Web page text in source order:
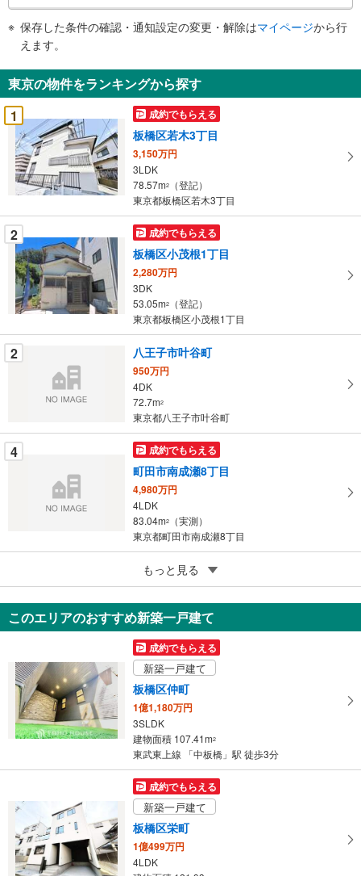
知
を
受
け
取
る
・
条
件
を
マ
イ
ペ
ー
に
保
保存した条件の確認・通知設定の変更・解除はマイページから行
えます。
東京の物件をランキングから探す
1
成約でもらえる
板橋区若木3丁目
3,150万円
3LDK
78.57m2
（登記）
東京都板橋区若木3丁目
2 成約でもらえる
板橋区小茂根1丁目
2,280万円
3DK
53.05m2
（登記）
東京都板橋区小茂根1丁目
2 八王子市叶谷町
950万円
4DK
72.7m2
東京都八王子市叶谷町
4 成約でもらえる
町田市南成瀬8丁目
4,980万円
4LDK
83.04m2
（実測）
東京都町田市南成瀬8丁目
成約でもらえる
東村山市萩山町1丁目
4,049万円
4LDK
90.22m2（登記）
東京都東村山市萩山町1丁目
もっと見る
このエリアのおすすめ新築一戸建て
成約でもらえる
新築一戸建て
板橋区仲町
1億1,180万円
3SLDK
建物面積 107.41m2
東武東上線 「中板橋」駅 徒歩3分
成約でもらえる
新築一戸建て
板橋区栄町
1億499万円
4LDK